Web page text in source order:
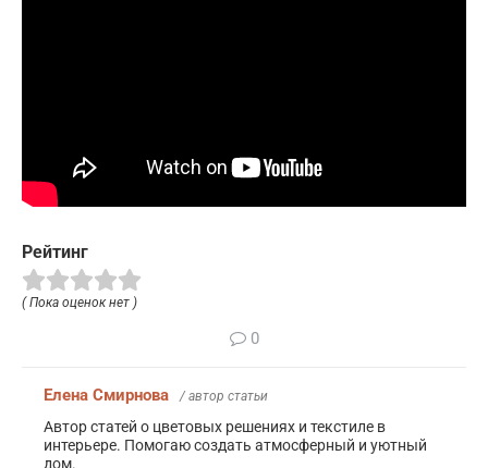
Рейтинг
( Пока оценок нет )
0
Елена Смирнова / автор статьи
Автор статей о цветовых решениях и текстиле в
интерьере. Помогаю создать атмосферный и уютный
дом.